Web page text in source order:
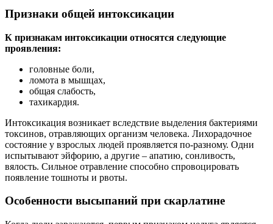
Признаки общей интоксикации
К признакам интоксикации относятся следующие
проявления:
головные боли,
ломота в мышцах,
общая слабость,
тахикардия.
Интоксикация возникает вследствие выделения бактериями
токсинов, отравляющих организм человека. Лихорадочное
состояние у взрослых людей проявляется по-разному. Одни
испытывают эйфорию, а другие – апатию, сонливость,
вялость. Сильное отравление способно спровоцировать
появление тошноты и рвоты.
Особенности высыпаний при скарлатине